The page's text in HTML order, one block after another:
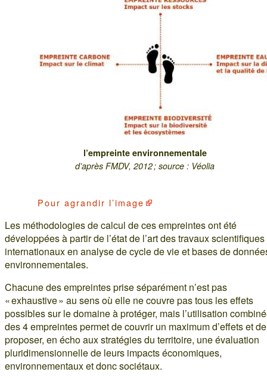
l’empreinte environnementale
d’après FMDV, 2012 ; source : Véolia
Pour agrandir l’image
Les méthodologies de calcul de ces empreintes ont été
développées à partir de l’état de l’art des travaux scientifiques
internationaux en analyse de cycle de vie et bases de
environnementales.
Chacune des empreintes prise séparément n’est pas
« exhaustive » au sens où elle ne couvre pas tous les effets
possibles sur le domaine à protéger, mais l’utilisation
des 4 empreintes permet de couvrir un maximum d’effets et de
proposer, en écho aux stratégies du territoire, une évaluation
pluridimensionnelle de leurs impacts économiques,
environnementaux et donc sociétaux.